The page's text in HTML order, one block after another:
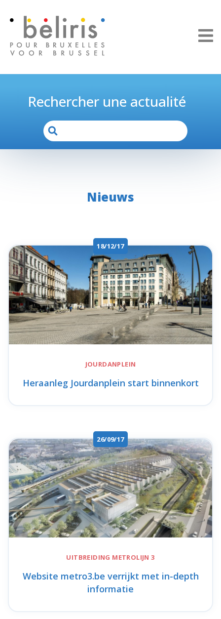
Rechercher une actualité
Nieuws
18/12/17
JOURDANPLEIN
Heraanleg Jourdanplein start binnenkort
26/09/17
UITBREIDING METROLIJN 3
Website metro3.be verrijkt met in-depth
informatie